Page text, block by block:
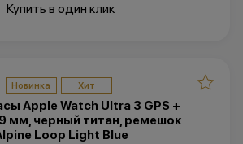
Купить в один клик
Новинка Хит
Apple Watch Ultra 3 GPS +
мм, черный титан, ремешок
Loop Light Blue